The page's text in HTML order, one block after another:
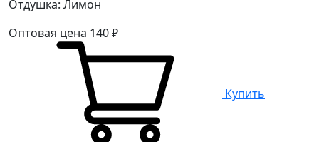
Отдушка: Лимон
Оптовая цена 140₽
Купить